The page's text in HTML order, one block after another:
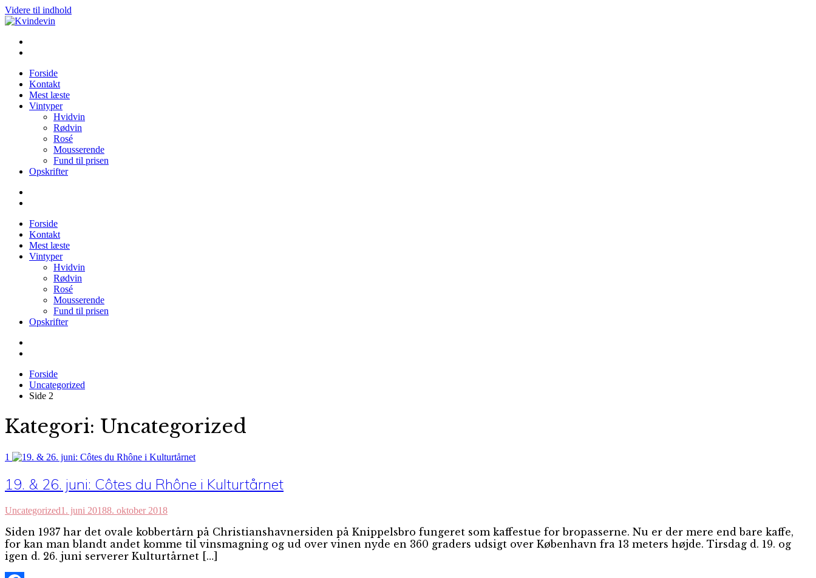
Videre til indhold
Kvindevin
Blog om vin for kvinder (& andre mennesker)
Forside
Kontakt
Mest læste
Vintyper
Hvidvin
Rødvin
Rosé
Mousserende
Fund til prisen
Opskrifter
Forside
Kontakt
Mest læste
Vintyper
Hvidvin
Rødvin
Rosé
Mousserende
Fund til prisen
Opskrifter
Forside
Uncategorized
Side 2
Kategori: Uncategorized
1
19. & 26. juni: Côtes du Rhône i Kulturtårnet
Uncategorized1. juni 20188. oktober 2018
Siden 1937 har det ovale kobbertårn på Christianshavnersiden på Knippelsbro fungeret som kaffestue for bropasserne. Nu er der mere end bare kaffe,
for kan man blandt andet komme til vinsmagning og ud over vinen nyde en 360 graders udsigt over København fra 13 meters højde. Tirsdag d. 19. og
igen d. 26. juni serverer Kulturtårnet […]